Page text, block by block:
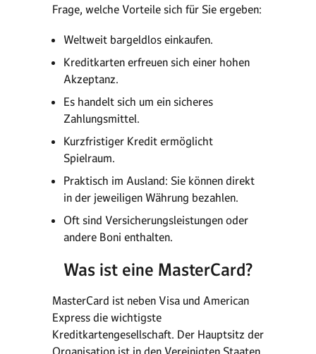
Frage, welche Vorteile sich für Sie ergeben:
Weltweit bargeldlos einkaufen.
Kreditkarten erfreuen sich einer hohen
Akzeptanz.
Es handelt sich um ein sicheres
Zahlungsmittel.
Kurzfristiger Kredit ermöglicht
Spielraum.
Praktisch im Ausland: Sie können direkt
in der jeweiligen Währung bezahlen.
Oft sind Versicherungsleistungen oder
andere Boni enthalten.
Was ist eine MasterCard?
MasterCard ist neben Visa und American
Express die wichtigste
Kreditkartengesellschaft. Der Hauptsitz der
Organisation ist in den Vereinigten Staaten.